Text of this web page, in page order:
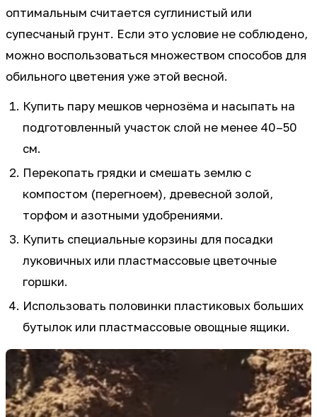
оптимальным считается суглинистый или
супесчаный грунт. Если это условие не соблюдено,
можно воспользоваться множеством способов для
обильного цветения уже этой весной.
Купить пару мешков чернозёма и насыпать на
подготовленный участок слой не менее 40–50
см.
Перекопать грядки и смешать землю с
компостом (перегноем), древесной золой,
торфом и азотными удобрениями.
Купить специальные корзины для посадки
луковичных или пластмассовые цветочные
горшки.
Использовать половинки пластиковых больших
бутылок или пластмассовые овощные ящики.